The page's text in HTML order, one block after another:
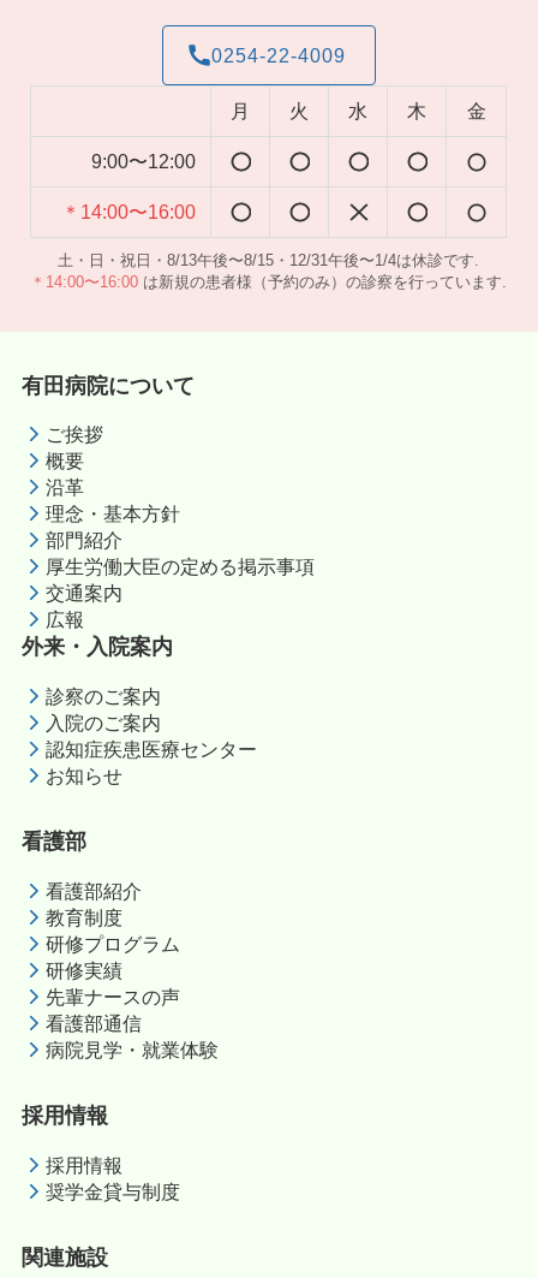
0254-22-4009
月 火 水 木 金
9:00〜12:00
＊14:00〜16:00
土・日・祝日・8/13午後〜8/15・12/31午後〜1/4は休診です.
＊14:00〜16:00 は新規の患者様（予約のみ）の診察を行っています.
有田病院について
ご挨拶
概要
沿革
理念・基本方針
部門紹介
厚生労働大臣の定める掲示事項
交通案内
広報
外来・入院案内
診察のご案内
入院のご案内
認知症疾患医療センター
お知らせ
看護部
看護部紹介
教育制度
研修プログラム
研修実績
先輩ナースの声
看護部通信
病院見学・就業体験
採用情報
採用情報
奨学金貸与制度
関連施設